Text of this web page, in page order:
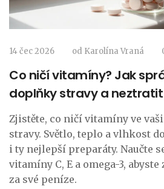
14 čec 2026 od Karolína Vraná
Co ničí vitamíny? Jak
doplňky stravy a
Zjistěte, co ničí vitamíny ve
stravy. Světlo, teplo a vlhkost
i ty nejlepší preparáty. Naučte
vitamíny C, E a omega-3,
za své peníze.